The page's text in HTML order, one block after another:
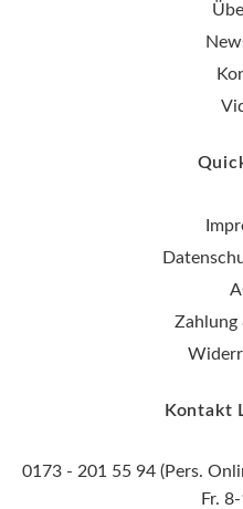
Zahlung
Kontakt
0173 - 201 55 94 (Pers.
Fr.